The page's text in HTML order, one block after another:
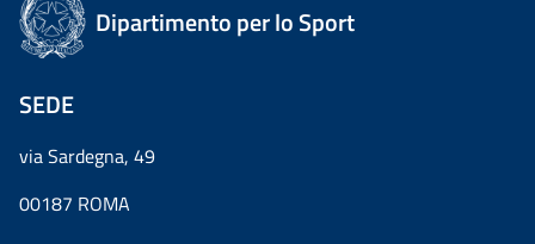
Dipartimento per lo Sport
SEDE
via Sardegna, 49
00187 ROMA